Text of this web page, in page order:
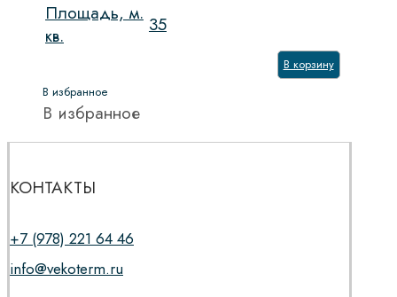
Площадь, м.
кв.
35
В корзину
В избранное
В избранное
КОНТАКТЫ
+7 (978) 221 64 46
info@vekoterm.ru